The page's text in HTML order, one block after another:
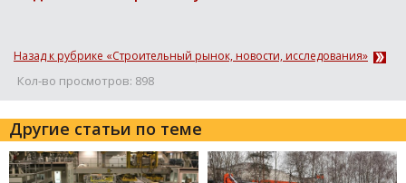
Назад к рубрике «Строительный рынок, новости, исследования»
Кол-во просмотров: 898
Другие статьи по теме